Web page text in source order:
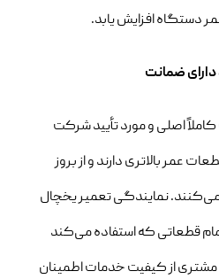
دستگاه افزایش یابد.
دارای ضمانت
کاملاً اصلی و مورد تأیید شرکت
عمر بالاتری دارند و از بروز
نمایندگی تعمیر یخچال
تمام قطعاتی که استفاده می‌کند
از کیفیت خدمات اطمینان